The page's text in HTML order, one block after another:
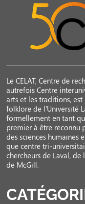
Le CELAT, Centre de
autrefois Centre
arts et les traditions, est
folklore de l’Université
formellement en tant
premier à être reconnu
des sciences humaines
que centre tri-
chercheurs de Laval, de
de McGill.